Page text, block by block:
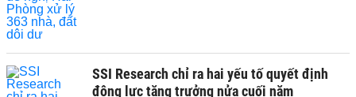
SSI Research chỉ ra hai yếu tố quyết định
động lực tăng trưởng nửa cuối năm